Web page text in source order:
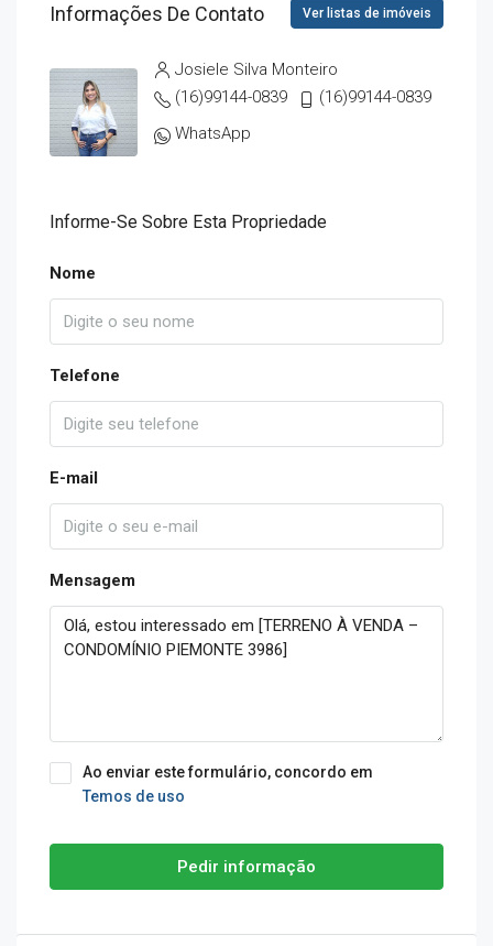
Informações De Contato Ver listas de imóveis
Josiele Silva Monteiro
(16)99144-0839
(16)99144-0839
WhatsApp
Informe-Se Sobre Esta Propriedade
Nome
Telefone
E-mail
Mensagem
Ao enviar este formulário, concordo em
Temos de uso
Pedir informação